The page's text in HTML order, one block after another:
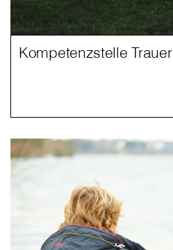
Kompetenzstelle Trauer